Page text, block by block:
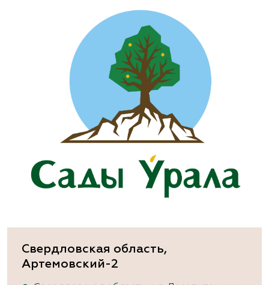
Свердловская область,
Артемовский-2